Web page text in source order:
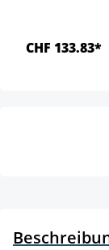
CHF 133.83*